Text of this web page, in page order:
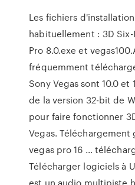
Les fichiers
habituellement : 3D Six-
Pro 8.0.exe et
fréquemment
Sony Vegas sont 10.0 et
de la version 32-bit de
pour faire fonctionner
Vegas.
vegas pro 16 ...
Télécharger logiciels à
est un audio multipiste